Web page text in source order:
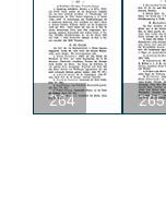
264 265